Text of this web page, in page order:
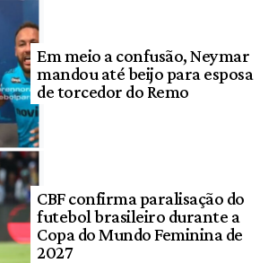
Em meio a confusão, Neymar
mandou até beijo para esposa
de torcedor do Remo
CBF confirma paralisação do
futebol brasileiro durante a
Copa do Mundo Feminina de
2027